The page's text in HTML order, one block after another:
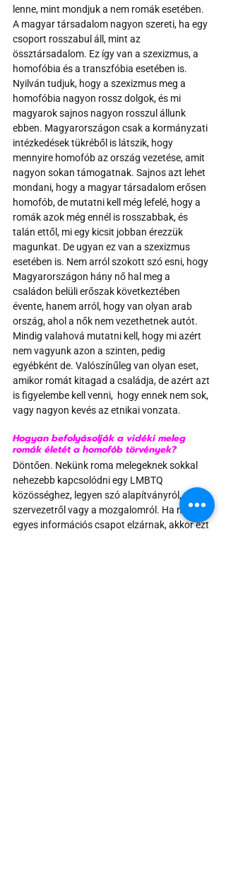
lenne, mint mondjuk a nem romák esetében.
A magyar társadalom nagyon szereti, ha egy
csoport rosszabul áll, mint az
össztársadalom. Ez így van a szexizmus, a
homofóbia és a transzfóbia esetében is.
Nyilván tudjuk, hogy a szexizmus meg a
homofóbia nagyon rossz dolgok, és mi
magyarok sajnos nagyon rosszul állunk
ebben. Magyarországon csak a kormányzati
intézkedések tükréből is látszik, hogy
mennyire homofób az ország vezetése, amit
nagyon sokan támogatnak. Sajnos azt lehet
mondani, hogy a magyar társadalom erősen
homofób, de mutatni kell még lefelé, hogy a
romák azok még ennél is rosszabbak, és
talán ettől, mi egy kicsit jobban érezzük
magunkat. De ugyan ez van a szexizmus
esetében is. Nem arról szokott szó esni, hogy
Magyarországon hány nő hal meg a
családon belüli erőszak következtében
évente, hanem arról, hogy van olyan arab
ország, ahol a nők nem vezethetnek autót.
Mindig valahová mutatni kell, hogy mi azért
nem vagyunk azon a szinten, pedig
egyébként de. Valószínűleg van olyan eset,
amikor romát kitagad a családja, de azért azt
is figyelembe kell venni,  hogy ennek nem sok,
vagy nagyon kevés az etnikai vonzata.
Hogyan befolyásolják a vidéki meleg
romák életét a homofób törvények?
Döntően. Nekünk roma melegeknek sokkal
nehezebb kapcsolódni egy LMBTQ
közösséghez, legyen szó alapítványról,
szervezetről vagy a mozgalomról. Ha minden
egyes információs csapot elzárnak, akkor ezt